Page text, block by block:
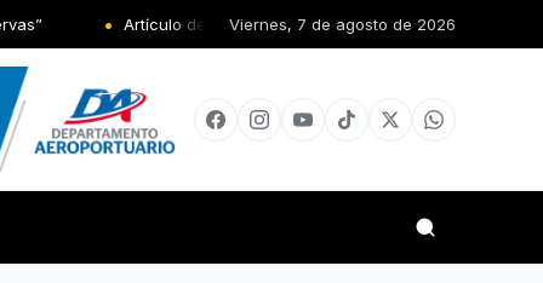
Artículo de Actualidad: El poder también enferma; Por Edwin De La
Viernes, 7 de agosto de 2026